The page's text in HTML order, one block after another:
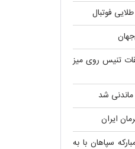
فوتبال
تنیس روی میز
ماندنی شد
ایران
سپاهان با به